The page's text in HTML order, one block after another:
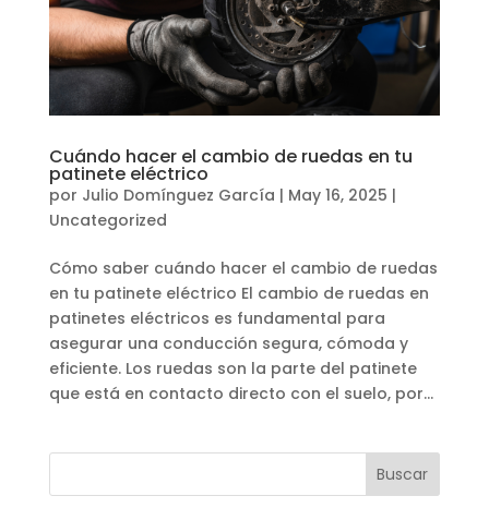
Cuándo hacer el cambio de ruedas en tu
patinete eléctrico
por Julio Domínguez García | May 16, 2025 |
Uncategorized
Cómo saber cuándo hacer el cambio de ruedas
en tu patinete eléctrico El cambio de ruedas en
patinetes eléctricos es fundamental para
asegurar una conducción segura, cómoda y
eficiente. Los ruedas son la parte del patinete
que está en contacto directo con el suelo, por...